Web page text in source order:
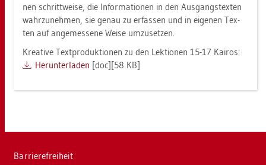
nen schritt­wei­se, die In­for­ma­tio­nen in den Aus­gangs­tex­ten
wahr­zu­neh­men, sie genau zu er­fas­sen und in ei­ge­nen Tex­
ten auf an­ge­mes­se­ne Weise um­zu­set­zen.
Krea­ti­ve Text­pro­duk­tio­nen zu den Lek­tio­nen 15-17 Kai­ros:
Her­un­ter­la­den [doc][58 KB]
Bar­rie­re­frei­heit